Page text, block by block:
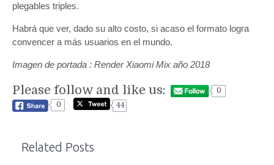
plegables triples.
Habrá que ver, dado su alto costo, si acaso el formato logra
convencer a más usuarios en el mundo.
Imagen de portada : Render Xiaomi Mix año 2018
Please follow and like us:
0
0
44
Related Posts